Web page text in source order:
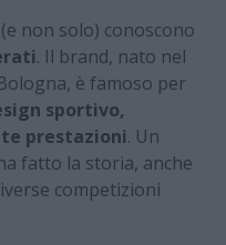
non solo) conoscono
. Il brand, nato nel
è famoso per
sportivo,
prestazioni. Un
fatto la storia, anche
competizioni